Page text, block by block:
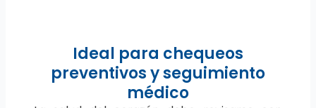
Ideal para chequeos
preventivos y seguimiento
médico